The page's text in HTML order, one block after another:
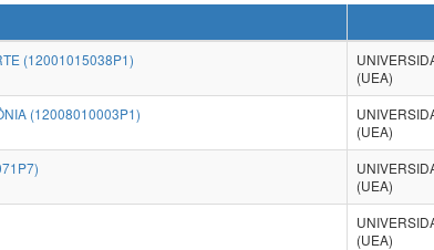
(12001015038P1)
(UEA)
(12008010003P1)
(UEA)
(UEA)
(UEA)